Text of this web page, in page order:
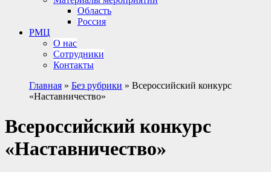
Область
Россия
РМЦ
О нас
Сотрудники
Контакты
Главная » Без рубрики » Всероссийский конкурс
«Наставничество»
Всероссийский конкурс
«Наставничество»